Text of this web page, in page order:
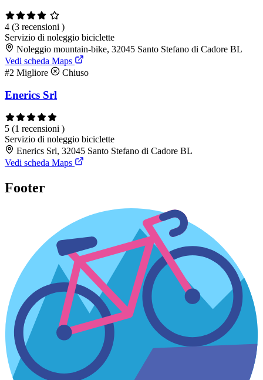
4 (3 recensioni )
Servizio di noleggio biciclette
Noleggio mountain-bike, 32045 Santo Stefano di Cadore BL
Vedi scheda Maps
#2 Migliore Chiuso
Enerics Srl
5 (1 recensioni )
Servizio di noleggio biciclette
Enerics Srl, 32045 Santo Stefano di Cadore BL
Vedi scheda Maps
Footer